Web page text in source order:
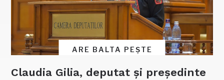
ARE BALTA PEȘTE
Claudia Gilia, deputat și președinte